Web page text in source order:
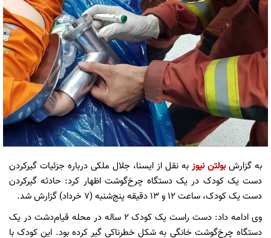
به گزارشبولتن نیوز به نقل از ایسنا، جلال‌ ملکی درباره جزئیات گیرکردن
دست یک کودک در یک دستگاه چرخ‌گوشت اظهار کرد: حادثه گیرکردن
دست یک کودک، ساعت ۱۲ و ۱۳ دقیقه پنج‌شنبه (۷ خرداد) گزارش شد.
وی ادامه داد: دست راست یک کودک ۲ ساله در محله قیام‌دشت در یک
دستگاه چرخ‌گوشت خانگی به شکل خطرناکی گیر کرده‌ بود. این کودک با